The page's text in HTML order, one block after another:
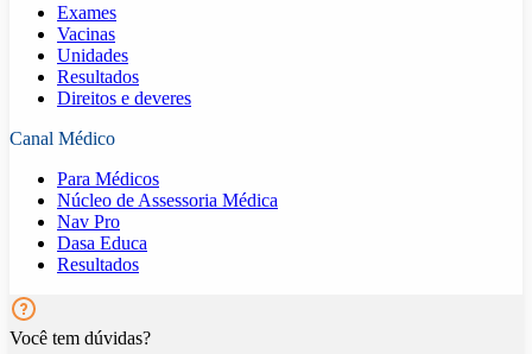
Exames
Vacinas
Unidades
Resultados
Direitos e deveres
Canal Médico
Para Médicos
Núcleo de Assessoria Médica
Nav Pro
Dasa Educa
Resultados
Você tem dúvidas?